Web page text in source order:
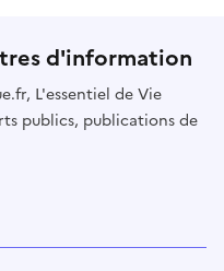
d'information
L'essentiel de Vie
publics, publications de